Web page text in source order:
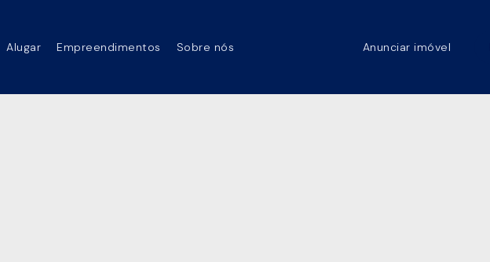
Anunciar imóvel
Sobre nós
Empreendimentos
Alugar